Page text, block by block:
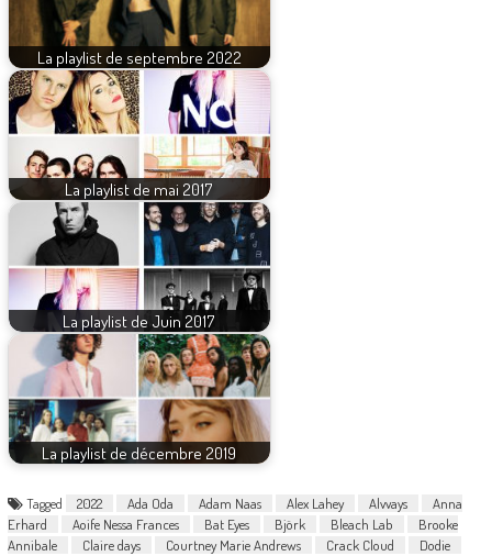
La playlist de septembre 2022
La playlist de mai 2017
La playlist de Juin 2017
La playlist de décembre 2019
Tagged 2022 Ada Oda Adam Naas Alex Lahey Alvvays
Anna
Erhard
Aoife Nessa Frances Bat Eyes Björk Bleach Lab
Brooke
Annibale
Claire days Courtney Marie Andrews Crack Cloud
Dodie